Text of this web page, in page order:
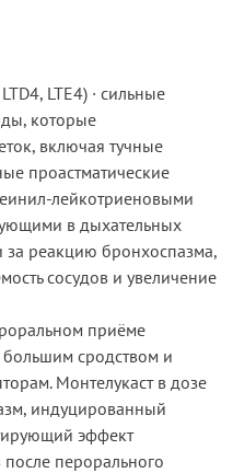
LTE4) · сильные
которые
включая тучные
проастматические
лейкотриеновыми
в дыхательных
за реакцию бронхоспазма,
сосудов и увеличение
приёме
сродством и
Монтелукаст в дозе
индуцированный
эффект
перорального